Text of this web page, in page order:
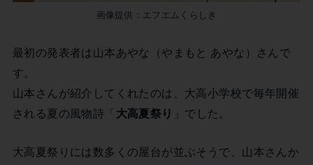
画像提供：エフエムくらしき
最初の発表者は山本あやな（やまもと あやな）さんで
す。
山本さんが紹介してくれたのは、大高小学校で毎年開催
される夏の風物詩「 大高夏祭り 」でした。
大高夏祭りには数多くの屋台が並ぶそうで、山本さんか